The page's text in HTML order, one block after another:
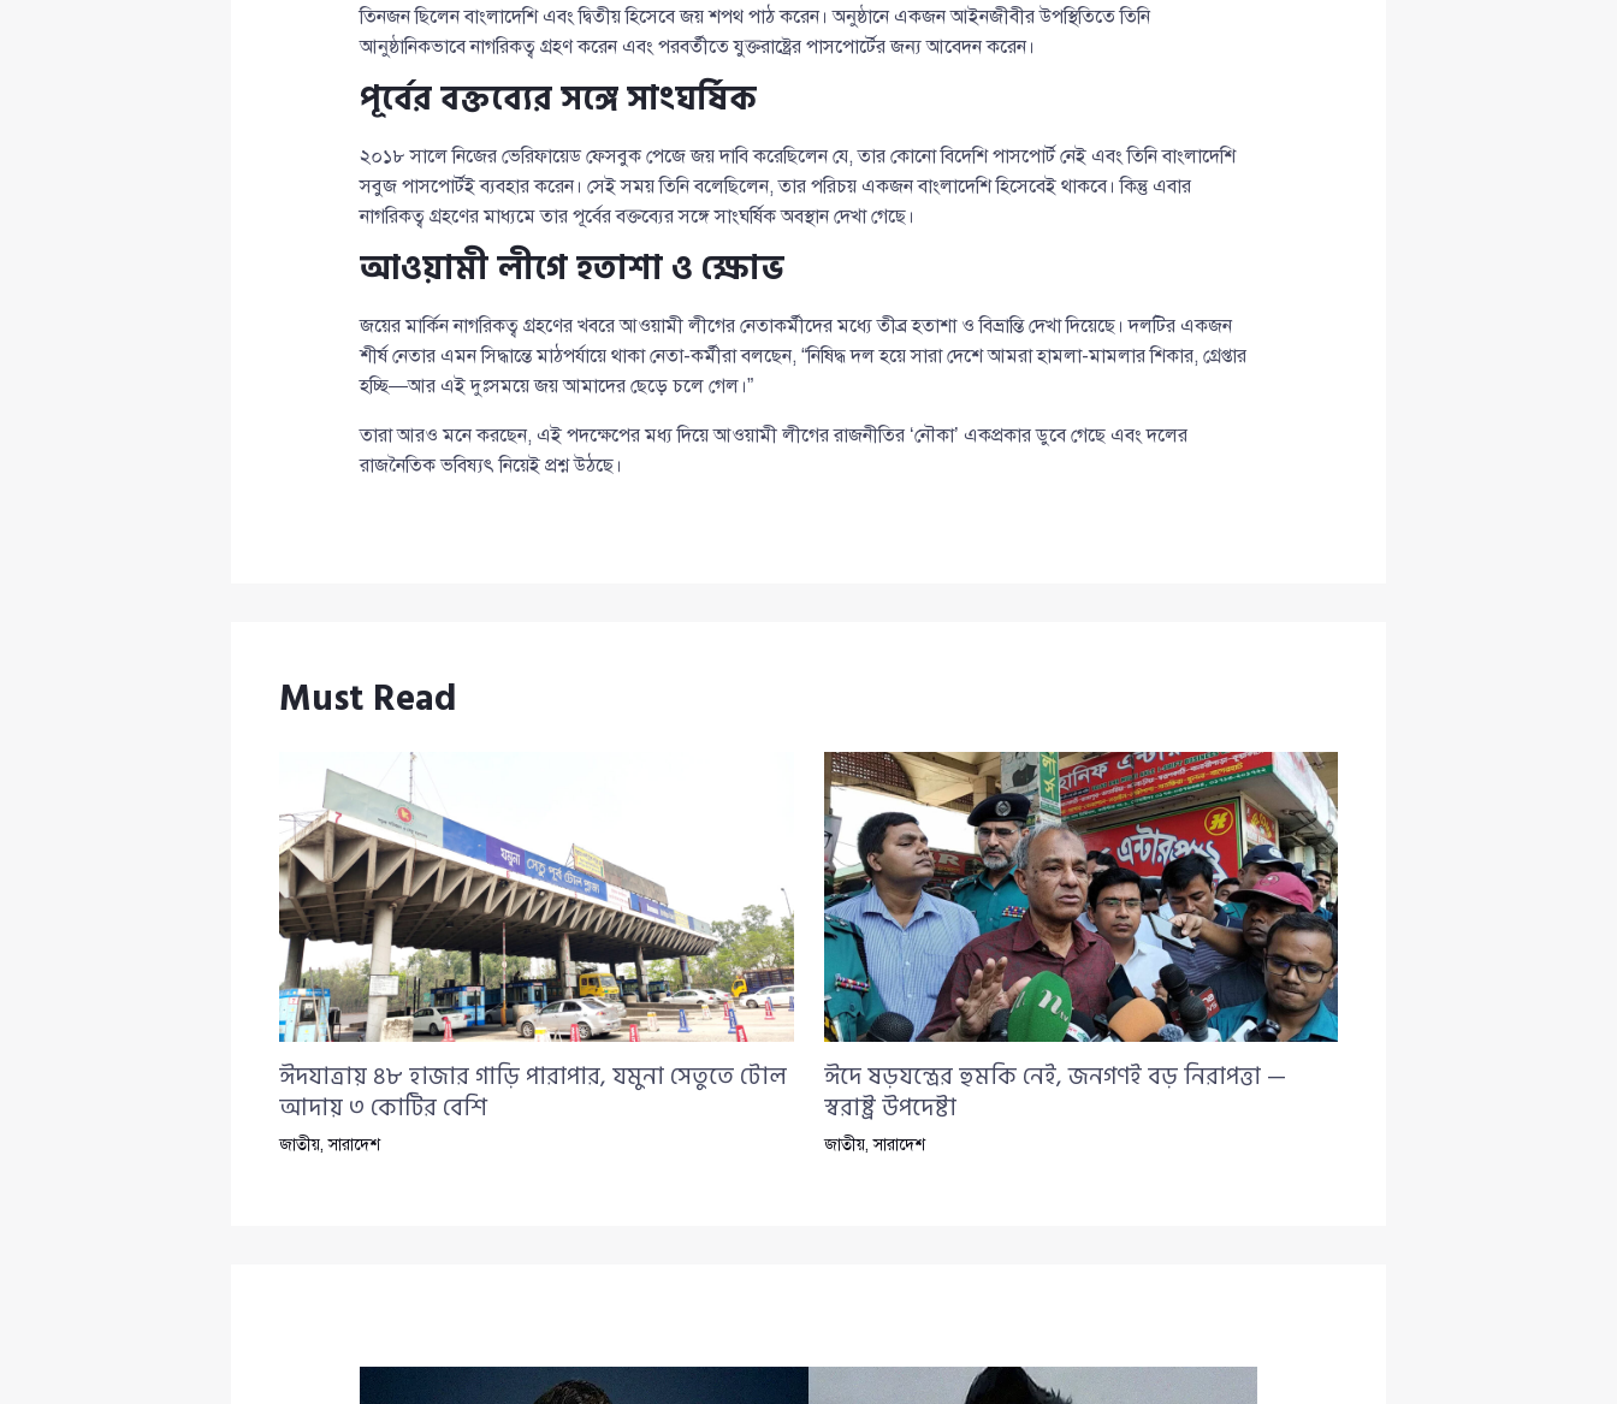
তিনজন ছিলেন বাংলাদেশি এবং দ্বিতীয় হিসেবে জয় শপথ পাঠ করেন। অনুষ্ঠানে একজন আইনজীবীর উপস্থিতিতে তিনি
আনুষ্ঠানিকভাবে নাগরিকত্ব গ্রহণ করেন এবং পরবর্তীতে যুক্তরাষ্ট্রের পাসপোর্টের জন্য আবেদন করেন।
পূর্বের বক্তব্যের সঙ্গে সাংঘর্ষিক
২০১৮ সালে নিজের ভেরিফায়েড ফেসবুক পেজে জয় দাবি করেছিলেন যে, তার কোনো বিদেশি পাসপোর্ট নেই এবং তিনি বাংলাদেশি
সবুজ পাসপোর্টই ব্যবহার করেন। সেই সময় তিনি বলেছিলেন, তার পরিচয় একজন বাংলাদেশি হিসেবেই থাকবে। কিন্তু এবার
নাগরিকত্ব গ্রহণের মাধ্যমে তার পূর্বের বক্তব্যের সঙ্গে সাংঘর্ষিক অবস্থান দেখা গেছে।
আওয়ামী লীগে হতাশা ও ক্ষোভ
জয়ের মার্কিন নাগরিকত্ব গ্রহণের খবরে আওয়ামী লীগের নেতাকর্মীদের মধ্যে তীব্র হতাশা ও বিভ্রান্তি দেখা দিয়েছে। দলটির একজন
শীর্ষ নেতার এমন সিদ্ধান্তে মাঠপর্যায়ে থাকা নেতা-কর্মীরা বলছেন, “নিষিদ্ধ দল হয়ে সারা দেশে আমরা হামলা-মামলার শিকার, গ্রেপ্তার
হচ্ছি—আর এই দুঃসময়ে জয় আমাদের ছেড়ে চলে গেল।”
তারা আরও মনে করছেন, এই পদক্ষেপের মধ্য দিয়ে আওয়ামী লীগের রাজনীতির ‘নৌকা’ একপ্রকার ডুবে গেছে এবং দলের
রাজনৈতিক ভবিষ্যৎ নিয়েই প্রশ্ন উঠছে।
Must Read
ঈদযাত্রায় ৪৮ হাজার গাড়ি পারাপার, যমুনা সেতুতে টোল
আদায় ৩ কোটির বেশি
জাতীয়,সারাদেশ
ঈদে ষড়যন্ত্রের হুমকি নেই, জনগণই বড় নিরাপত্তা —
স্বরাষ্ট্র উপদেষ্টা
জাতীয়,সারাদেশ